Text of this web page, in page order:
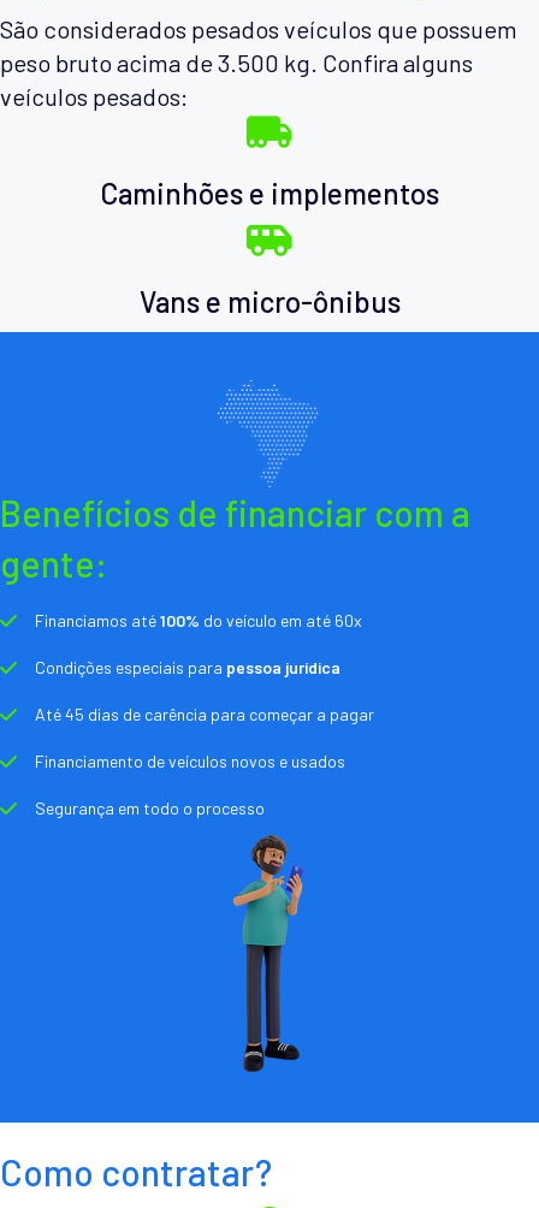
São considerados pesados veículos que possuem
peso bruto acima de 3.500 kg. Confira alguns
veículos pesados:
Caminhões e implementos
Vans e micro-ônibus
Benefícios de financiar com a
gente:
Financiamos até100% do veículo em até 60x
Condições especiais para pessoa jurídica
Até 45 dias de carência para começar a pagar
Financiamento de veículos novos e usados
Segurança em todo o processo
Como contratar?